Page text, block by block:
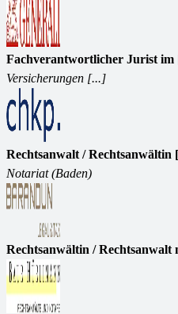
Fachverantwortlicher Jurist im
Versicherungen [...]
Rechtsanwalt / Rechtsanwältin
Notariat (Baden)
Rechtsanwältin / Rechtsanwalt